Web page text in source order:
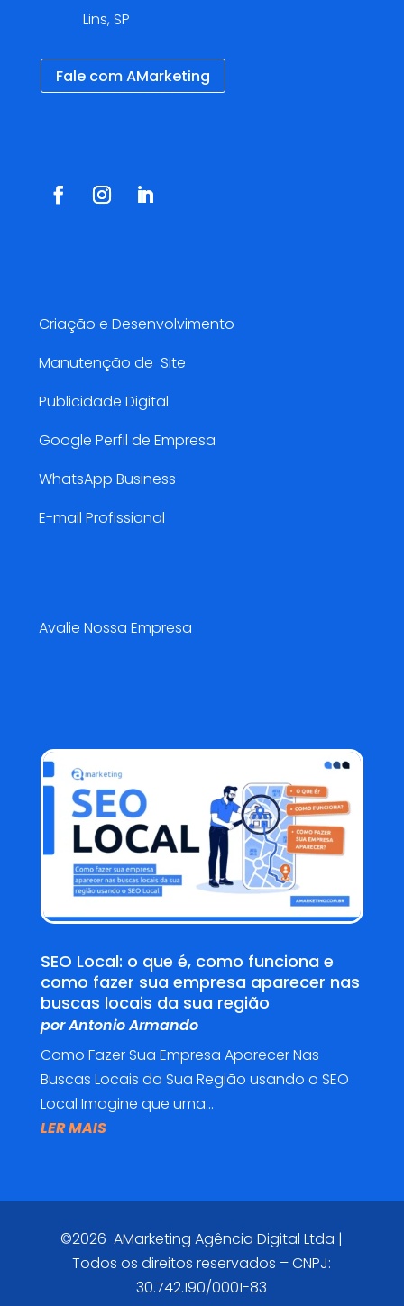
Lins, SP
Fale com AMarketing
Criação e Desenvolvimento
Manutenção de Site
Publicidade Digital
Google Perfil de Empresa
WhatsApp Business
E-mail Profissional
Avalie Nossa Empresa
SEO Local: o que é, como funciona e
como fazer sua empresa aparecer nas
buscas locais da sua região
porAntonio Armando
Como Fazer Sua Empresa Aparecer Nas
Buscas Locais da Sua Região usando o SEO
Local Imagine que uma...
LER MAIS
©2026 AMarketing Agência Digital Ltda |
Todos os direitos reservados – CNPJ:
30.742.190/0001-83